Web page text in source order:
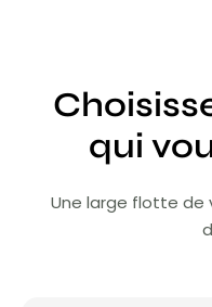
qui
Une large flotte de